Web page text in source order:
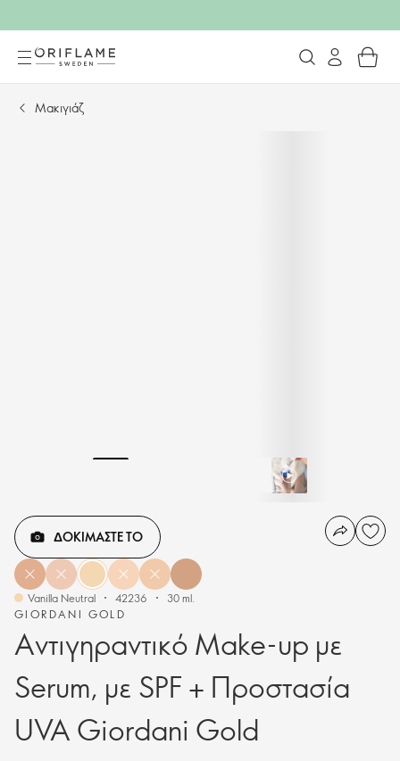
Μακιγιάζ
GIORDANI GOLD
Αντιγηραντικό Make-up με
Serum, με SPF + Προστασία
UVA Giordani Gold
ΔΟΚΙΜΑΣΤΕ ΤΟ
Vanilla Neutral 42236 30 ml.